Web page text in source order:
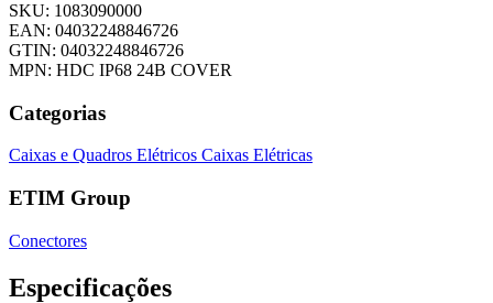
SKU: 1083090000
EAN: 04032248846726
GTIN: 04032248846726
MPN: HDC IP68 24B COVER
Categorias
Caixas e Quadros Elétricos Caixas Elétricas
ETIM Group
Conectores
Especificações